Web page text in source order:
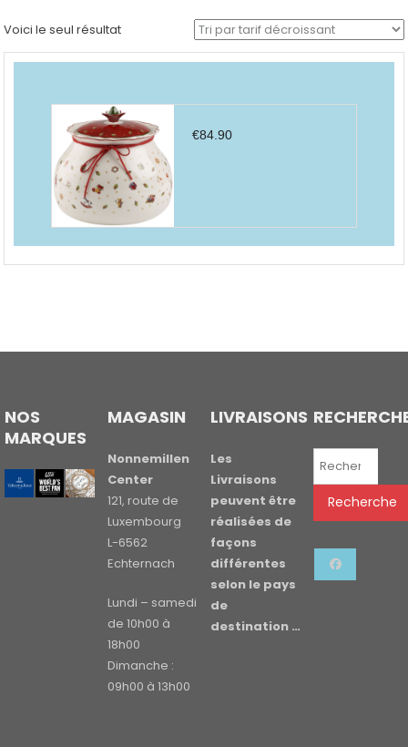
Voici le seul résultat
€84.90
NOS
MARQUES
MAGASIN
Nonnemillen
Center
121, route de
Luxembourg
L-6562
Echternach
Lundi – samedi
de 10h00 à
18h00
Dimanche :
09h00 à 13h00
LIVRAISONS
Les
Livraisons
peuvent être
réalisées de
façons
différentes
selon le pays
de
destination …
Recherche